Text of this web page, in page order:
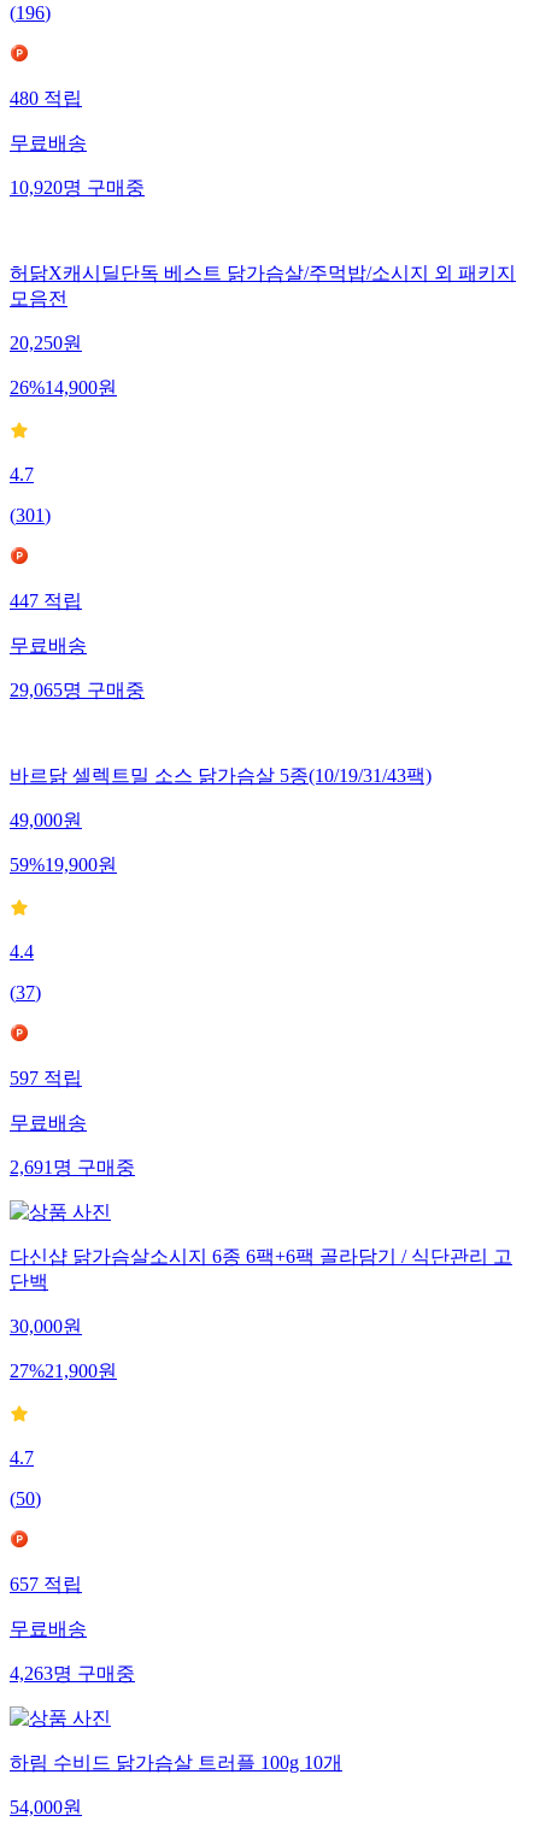
(196)
480 적립
무료배송
10,920명 구매중
허닭X캐시딜단독 베스트 닭가슴살/주먹밥/소시지 외 패키지
모음전
20,250원
26%14,900원
4.7
(301)
447적립
무료배송
29,065명구매중
바르닭 셀렉트밀 소스 닭가슴살 5종(10/19/31/43팩)
49,000원
59%19,900원
4.4
(37)
597적립
무료배송
2,691명구매중
다신샵 닭가슴살소시지 6종 6팩+6팩 골라담기 / 식단관리 고
단백
30,000원
27%21,900원
4.7
(50)
657적립
무료배송
4,263명구매중
하림 수비드 닭가슴살 트러플 100g 10개
54,000원